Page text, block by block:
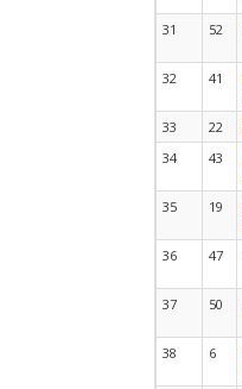
31 52
32 41
33 22
34
43
35 19
36 47
37 50
38 6